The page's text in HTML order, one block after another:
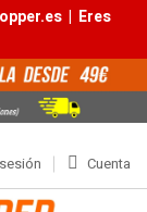
| Eres
Cuenta